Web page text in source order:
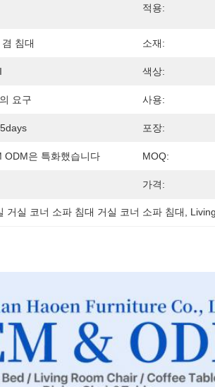
적용:
침대 소재:
색상:
요구 사용:
포장:
ODM은 특화했습니다 MOQ:
가격:
거실 코너 소파 침대 거실 코너 소파 침대